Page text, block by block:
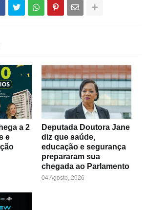
a 2
e
Deputada Doutora Jane
diz que saúde,
educação e segurança
prepararam sua
chegada ao Parlamento
04 Agosto, 2026